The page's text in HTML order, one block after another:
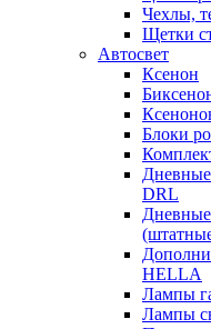
Чехлы,
Щетки
Автосвет
Ксенон
Блоки
DRL
HELLA
Лампы
Лампы